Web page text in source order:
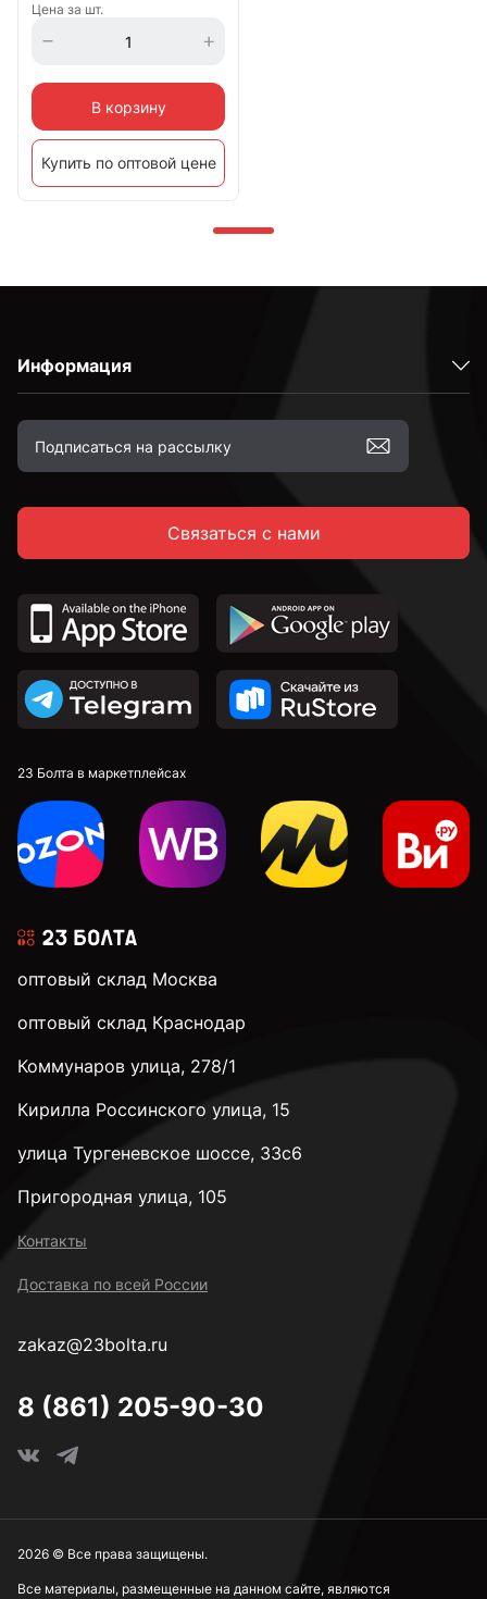
Цена за шт.
В корзину
Купить по оптовой цене
Информация
Связаться с нами
23 Болта в маркетплейсах
оптовый склад Москва
оптовый склад Краснодар
Коммунаров улица, 278/1
Кирилла Россинского улица, 15
улица Тургеневское шоссе, 33с6
Пригородная улица, 105
Контакты
Доставка по всей России
zakaz@23bolta.ru
8 (861) 205-90-30
Все материалы, размещенные на данном сайте, являются
2026 © Все права защищены.